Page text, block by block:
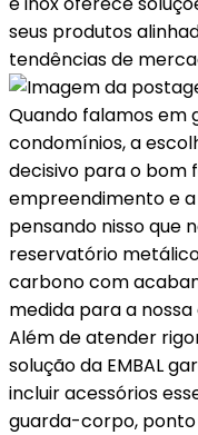
seus produtos
tendências de
Quando falamos em
condomínios, a
decisivo para o bom
empreendimento e
pensando nisso que
reservatório
carbono com
medida para a
Além de atender
solução da EMBAL
incluir acessórios
guarda-corpo,